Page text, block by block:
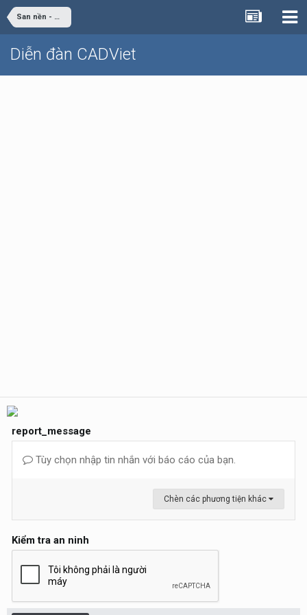
San nền - Giao thông
Diễn đàn CADViet
report_message
Tùy chọn nhập tin nhắn với báo cáo của bạn.
Chèn các phương tiện khác
Kiểm tra an ninh